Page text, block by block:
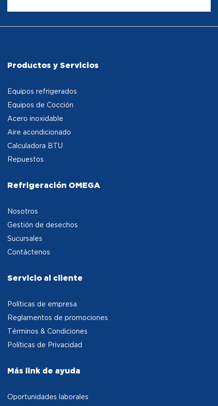
Productos y Servicios
Equipos refrigerados
Equipos de Cocción
Acero inoxidable
Aire acondicionado
Calculadora BTU
Repuestos
Refrigeración OMEGA
Nosotros
Gestión de desechos
Sucursales
Contáctenos
Servicio al cliente
Políticas de empresa
Reglamentos de promociones
Términos & Condiciones
Políticas de Privacidad
Más link de ayuda
Oportunidades laborales